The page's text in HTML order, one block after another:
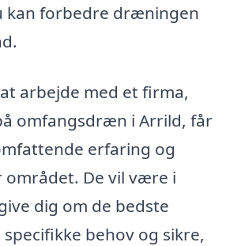
kan forbedre dræningen
arbejde med et firma,
omfangsdræn i Arrild, får
erfaring og
området. De vil være i
dig om de bedste
behov og sikre,